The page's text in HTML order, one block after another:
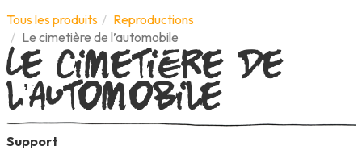
Tous les produits
Reproductions
Le cimetière de l’automobile
Le cimetière de
l’automobile
Support